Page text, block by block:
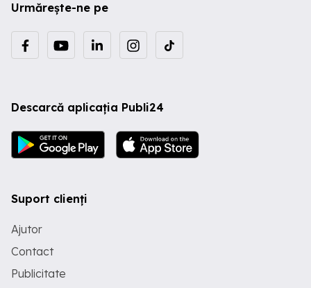
Urmărește-ne pe
Descarcă aplicația Publi24
Suport clienți
Ajutor
Contact
Publicitate